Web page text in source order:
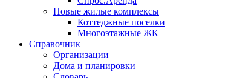
Новые жилые комплексы
Коттеджные поселки
Многоэтажные ЖК
Справочник
Организации
Дома и планировки